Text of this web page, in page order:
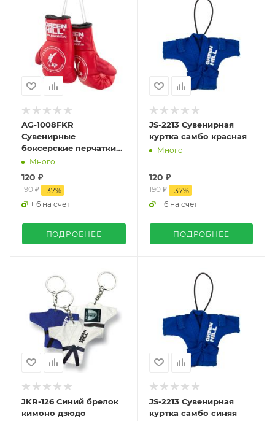
AG-1008FKR
Сувенирные
боксерские перчатки
Федерация
Кикбоксинга России
красный
Много
120 ₽
190 ₽ -37%
+ 6 на счет
ПОДРОБНЕЕ
JS-2213 Сувенирная
куртка самбо красная
Много
120 ₽
190 ₽ -37%
+ 6 на счет
ПОДРОБНЕЕ
JKR-126 Синий брелок
кимоно дзюдо
JS-2213 Сувенирная
куртка самбо синяя